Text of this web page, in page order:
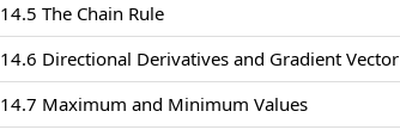
14.5 The Chain Rule
14.6 Directional Derivatives and Gradient Vector
14.7 Maximum and Minimum Values